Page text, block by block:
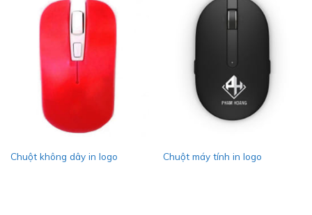
Chuột không dây in logo Chuột máy tính in logo